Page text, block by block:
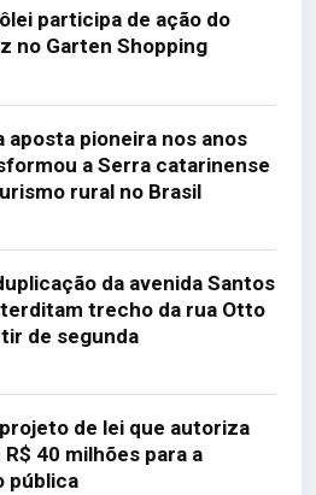
participa de ação do
no Garten Shopping
aposta pioneira nos anos
a Serra catarinense
rural no Brasil
da avenida Santos
trecho da rua Otto
de segunda
de lei que autoriza
40 milhões para a
pública